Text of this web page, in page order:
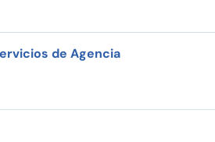
de Agencia